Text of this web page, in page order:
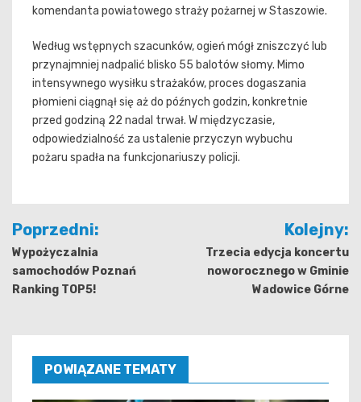
komendanta powiatowego straży pożarnej w Staszowie.
Według wstępnych szacunków, ogień mógł zniszczyć lub
przynajmniej nadpalić blisko 55 balotów słomy. Mimo
intensywnego wysiłku strażaków, proces dogaszania
płomieni ciągnął się aż do późnych godzin, konkretnie
przed godziną 22 nadal trwał. W międzyczasie,
odpowiedzialność za ustalenie przyczyn wybuchu
pożaru spadła na funkcjonariuszy policji.
Nawigacja
wpisu
Poprzedni:
Wypożyczalnia
samochodów Poznań
Ranking TOP5!
Kolejny:
Trzecia edycja koncertu
noworocznego w Gminie
Wadowice Górne
POWIĄZANE TEMATY